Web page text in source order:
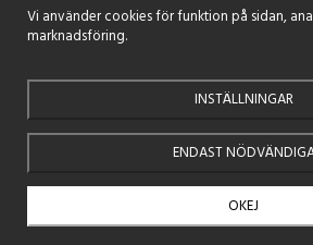
Anmäl dig till nyhetsbrevet och få
spännande boktips!
Drift & produktion:
Vi använder cookies för funktion på sidan,
marknadsföring.
INSTÄLLNINGAR
ENDAST
OKEJ